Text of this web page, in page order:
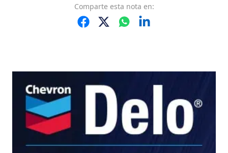
Comparte esta nota en: